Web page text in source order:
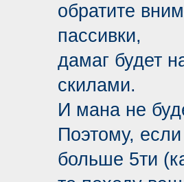
обратите
пассивки,
дамаг будет
скилами.
И мана не
Поэтому,
больше 5ти